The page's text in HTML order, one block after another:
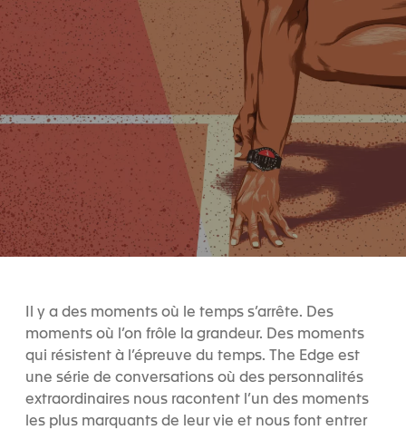
Il y a des moments où le temps s’arrête. Des
moments où l’on frôle la grandeur. Des moments
qui résistent à l’épreuve du temps. The Edge est
une série de conversations où des personnalités
extraordinaires nous racontent l’un des moments
les plus marquants de leur vie et nous font entrer